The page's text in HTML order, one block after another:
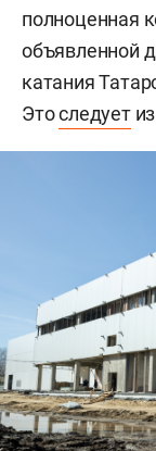
полноценная
объявленной
катания
Этоследует